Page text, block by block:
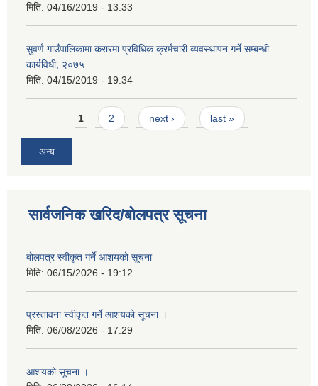
मिति: 04/16/2019 - 13:33
सुवर्ण गाउँपालिकामा करारमा प्रविधिक क्रर्मचारी व्यवस्थापन गर्ने सम्बन्धी
कार्यविधी, २०७५
मिति: 04/15/2019 - 19:34
Pages1 2 next › last »
अन्य
सार्वजनिक खरिद/बोलपत्र सूचना
बोलपत्र स्वीकृत गर्ने आशयको सूचना
मिति: 06/15/2026 - 19:12
प्रस्तावना स्वीकृत गर्ने आशयको सूचना ।
मिति: 06/08/2026 - 17:29
आशयको सूचना ।